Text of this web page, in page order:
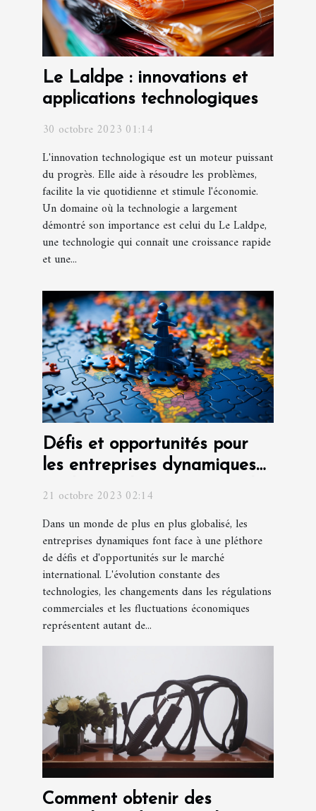
Le Laldpe : innovations et
applications technologiques
30 octobre 2023 01:14
L'innovation technologique est un moteur puissant
du progrès. Elle aide à résoudre les problèmes,
facilite la vie quotidienne et stimule l'économie.
Un domaine où la technologie a largement
démontré son importance est celui du Le Laldpe,
une technologie qui connaît une croissance rapide
et une...
Défis et opportunités pour
les entreprises dynamiques
sur le marché international
21 octobre 2023 02:14
Dans un monde de plus en plus globalisé, les
entreprises dynamiques font face à une pléthore
de défis et d'opportunités sur le marché
international. L'évolution constante des
technologies, les changements dans les régulations
commerciales et les fluctuations économiques
représentent autant de...
Comment obtenir des